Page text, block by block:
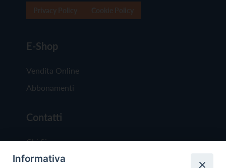
E-Shop
Vendita Online
Abbonamenti
Contatti
Chi Siamo
Redazione
Informativa